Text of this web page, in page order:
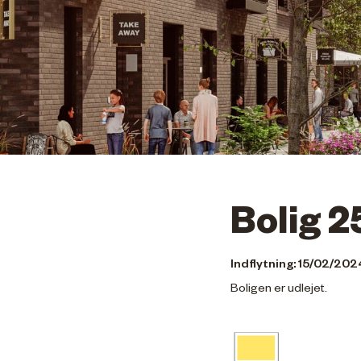
Bolig
Indflytning: 15/02/
Boligen er udlejet.